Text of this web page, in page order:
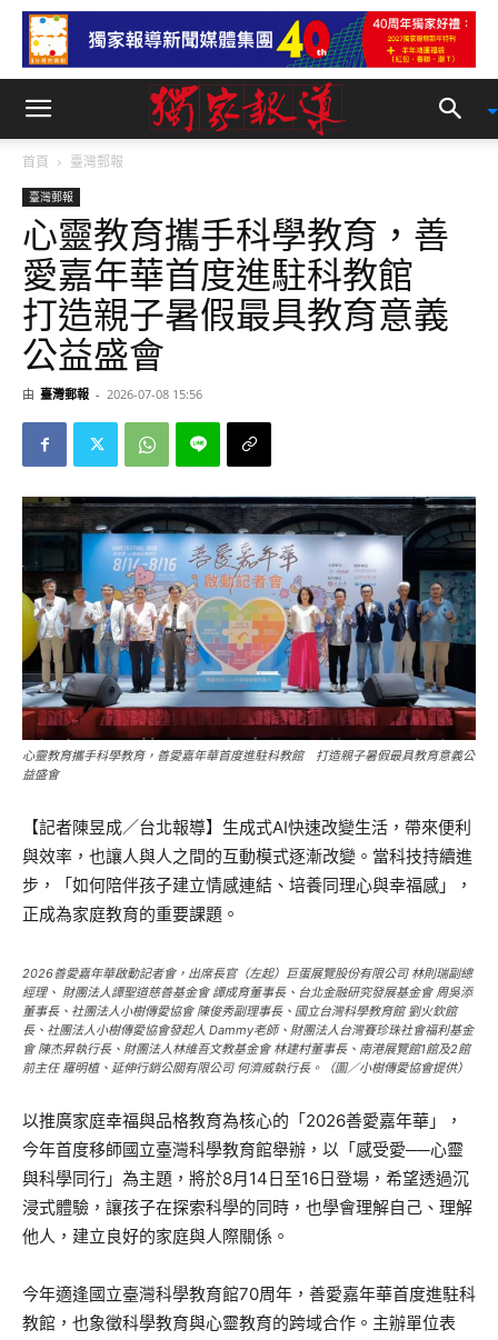
首頁 臺灣郵報
臺灣郵報
心靈教育攜手科學教育，善
愛嘉年華首度進駐科教館
打造親子暑假最具教育意義
公益盛會
由 臺灣郵報 - 2026-07-08 15:56
心靈教育攜手科學教育，善愛嘉年華首度進駐科教館 打造親子暑假最具教育意義公
益盛會
【記者陳昱成／台北報導】生成式AI快速改變生活，帶來便利
與效率，也讓人與人之間的互動模式逐漸改變。當科技持續進
步，「如何陪伴孩子建立情感連結、培養同理心與幸福感」，
正成為家庭教育的重要課題。
2026善愛嘉年華啟動記者會，出席長官（左起）巨蛋展覽股份有限公司 林則瑞副總
經理、 財團法人譚聖道慈善基金會 譚成育董事長、台北金融研究發展基金會 周吳添
董事長、社團法人小樹傳愛協會 陳俊秀副理事長、國立台灣科學教育館 劉火欽館
長、社團法人小樹傳愛協會發起人 Dammy老師、財團法人台灣賽珍珠社會福利基金
會 陳杰昇執行長、財團法人林維吾文教基金會 林建村董事長、南港展覽館1館及2館
前主任 羅明植、延伸行銷公關有限公司 何濟威執行長。（圖／小樹傳愛協會提供）
以推廣家庭幸福與品格教育為核心的「2026善愛嘉年華」，
今年首度移師國立臺灣科學教育館舉辦，以「感受愛──心靈
與科學同行」為主題，將於8月14日至16日登場，希望透過沉
浸式體驗，讓孩子在探索科學的同時，也學會理解自己、理解
他人，建立良好的家庭與人際關係。
今年適逢國立臺灣科學教育館70周年，善愛嘉年華首度進駐科
教館，也象徵科學教育與心靈教育的跨域合作。主辦單位表